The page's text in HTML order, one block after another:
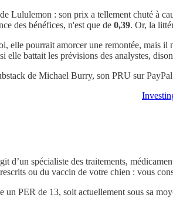
Lululemon : son prix a tellement chuté à
des bénéfices, n'est que de 0,39. Or, la
elle pourrait amorcer une remontée, mais
elle battait les prévisions des analystes,
de Michael Burry, son PRU sur
d’un spécialiste des traitements,
ou du vaccin de votre chien : vous
un PER de 13, soit actuellement sous sa